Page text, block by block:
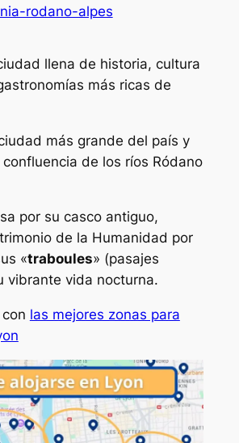
rodano-alpes
llena de historia, cultura
más ricas de
más grande del país y
de los ríos Ródano
por su casco antiguo,
de la Humanidad por
«traboules» (pasajes
vibrante vida nocturna.
las mejores zonas para